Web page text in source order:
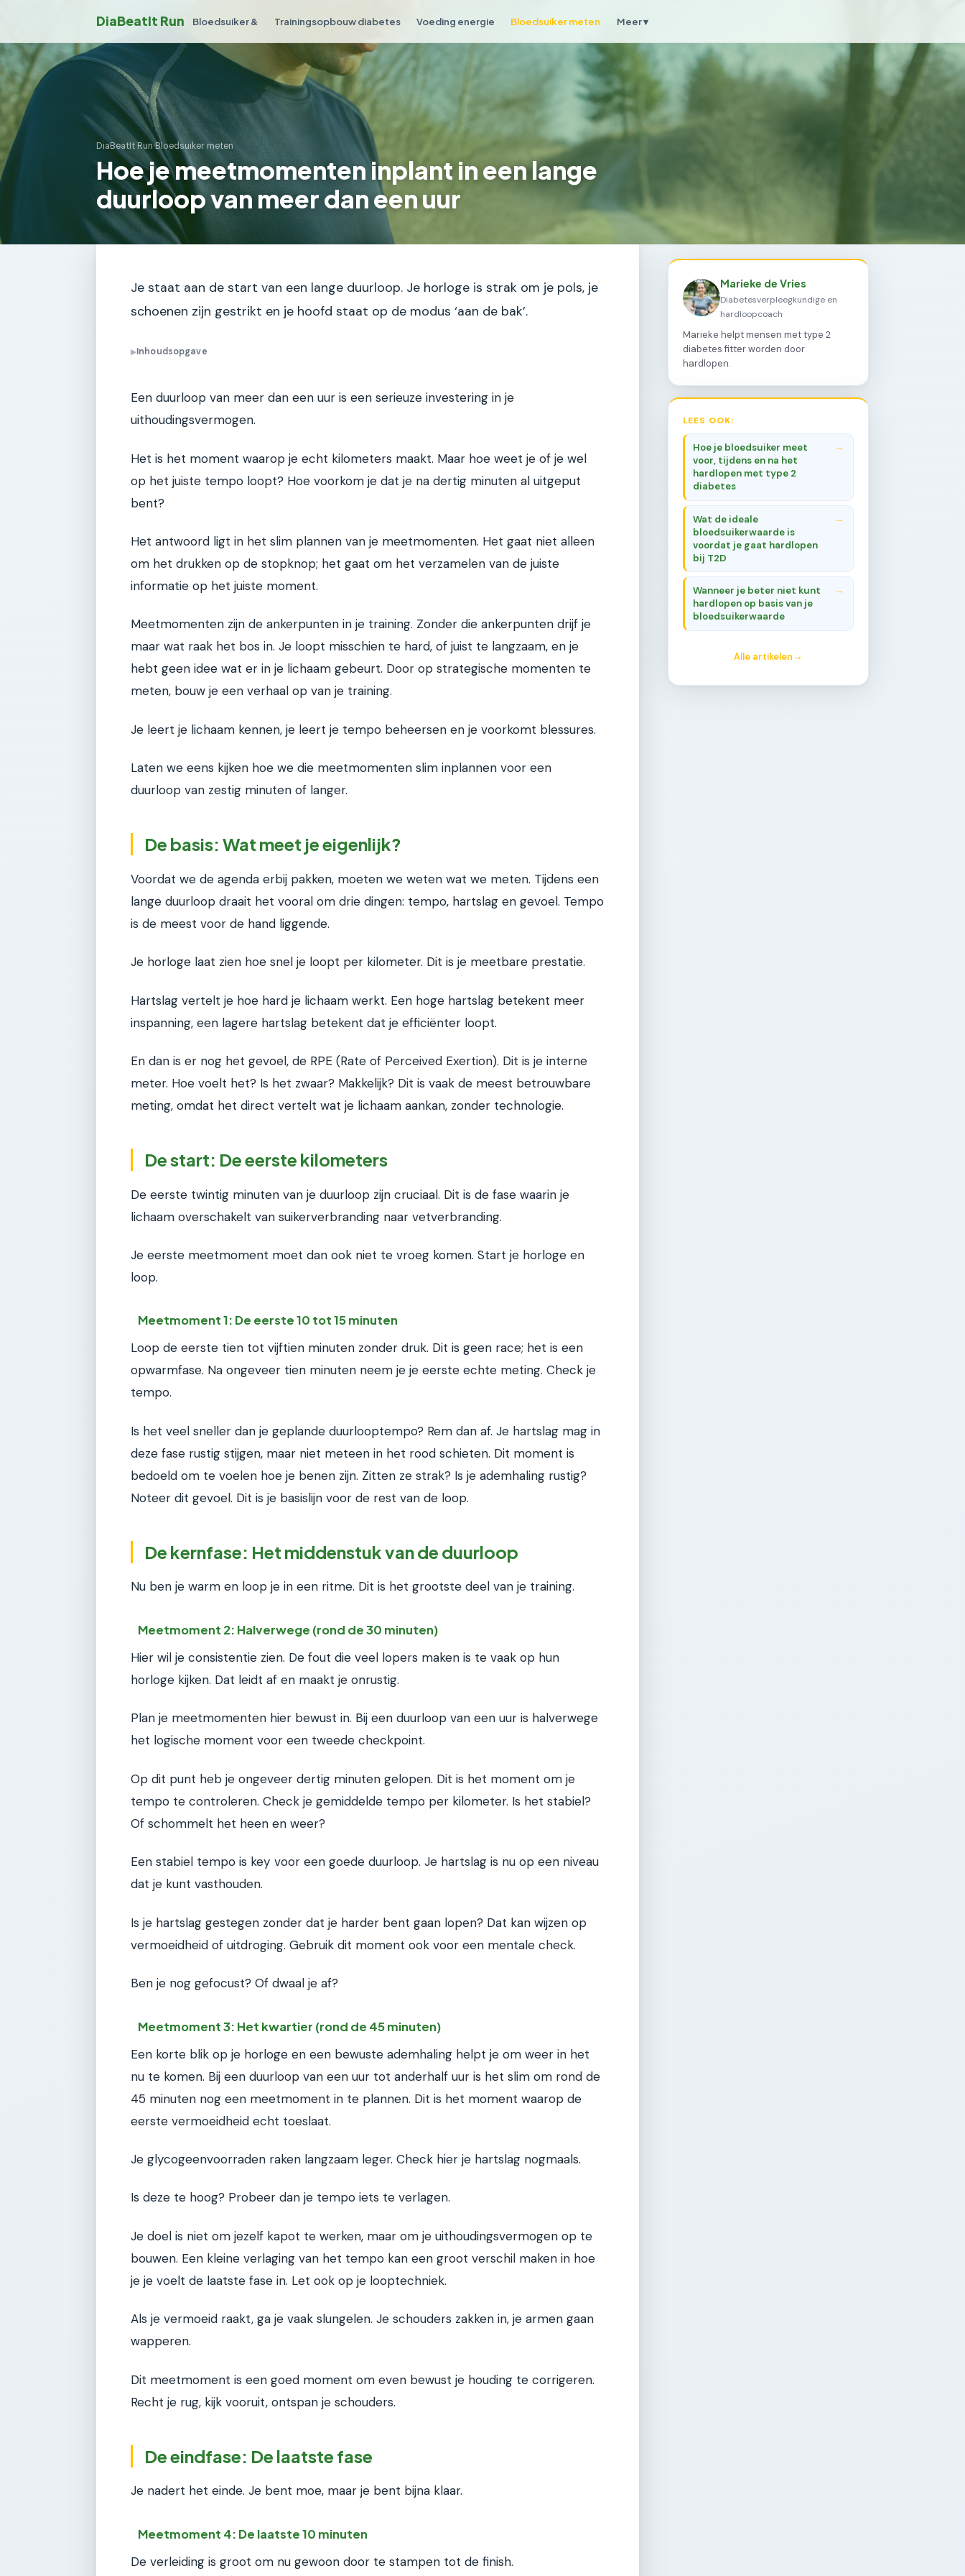
DiaBeatIt Run Bloedsuiker & Trainingsopbouw diabetes Voeding energie Bloedsuiker meten Meer ▾
DiaBeatIt Run›Bloedsuiker meten
Hoe je meetmomenten inplant in een lange
duurloop van meer dan een uur
Je staat aan de start van een lange duurloop. Je horloge is strak om je pols, je
schoenen zijn gestrikt en je hoofd staat op de modus ‘aan de bak’.
▶Inhoudsopgave
Een duurloop van meer dan een uur is een serieuze investering in je
uithoudingsvermogen.
Het is het moment waarop je echt kilometers maakt. Maar hoe weet je of je wel
op het juiste tempo loopt? Hoe voorkom je dat je na dertig minuten al uitgeput
bent?
Het antwoord ligt in het slim plannen van je meetmomenten. Het gaat niet alleen
om het drukken op de stopknop; het gaat om het verzamelen van de juiste
informatie op het juiste moment.
Meetmomenten zijn de ankerpunten in je training. Zonder die ankerpunten drijf je
maar wat raak het bos in. Je loopt misschien te hard, of juist te langzaam, en je
hebt geen idee wat er in je lichaam gebeurt. Door op strategische momenten te
meten, bouw je een verhaal op van je training.
Je leert je lichaam kennen, je leert je tempo beheersen en je voorkomt blessures.
Laten we eens kijken hoe we die meetmomenten slim inplannen voor een
duurloop van zestig minuten of langer.
De basis: Wat meet je eigenlijk?
Voordat we de agenda erbij pakken, moeten we weten wat we meten. Tijdens een
lange duurloop draait het vooral om drie dingen: tempo, hartslag en gevoel. Tempo
is de meest voor de hand liggende.
Je horloge laat zien hoe snel je loopt per kilometer. Dit is je meetbare prestatie.
Hartslag vertelt je hoe hard je lichaam werkt. Een hoge hartslag betekent meer
inspanning, een lagere hartslag betekent dat je efficiënter loopt.
En dan is er nog het gevoel, de RPE (Rate of Perceived Exertion). Dit is je interne
meter. Hoe voelt het? Is het zwaar? Makkelijk? Dit is vaak de meest betrouwbare
meting, omdat het direct vertelt wat je lichaam aankan, zonder technologie.
De start: De eerste kilometers
De eerste twintig minuten van je duurloop zijn cruciaal. Dit is de fase waarin je
lichaam overschakelt van suikerverbranding naar vetverbranding.
Je eerste meetmoment moet dan ook niet te vroeg komen. Start je horloge en
loop.
Meetmoment 1: De eerste 10 tot 15 minuten
Loop de eerste tien tot vijftien minuten zonder druk. Dit is geen race; het is een
opwarmfase. Na ongeveer tien minuten neem je je eerste echte meting. Check je
tempo.
Is het veel sneller dan je geplande duurlooptempo? Rem dan af. Je hartslag mag in
deze fase rustig stijgen, maar niet meteen in het rood schieten. Dit moment is
bedoeld om te voelen hoe je benen zijn. Zitten ze strak? Is je ademhaling rustig?
Noteer dit gevoel. Dit is je basislijn voor de rest van de loop.
De kernfase: Het middenstuk van de duurloop
Nu ben je warm en loop je in een ritme. Dit is het grootste deel van je training.
Meetmoment 2: Halverwege (rond de 30 minuten)
Hier wil je consistentie zien. De fout die veel lopers maken is te vaak op hun
horloge kijken. Dat leidt af en maakt je onrustig.
Plan je meetmomenten hier bewust in. Bij een duurloop van een uur is halverwege
het logische moment voor een tweede checkpoint.
Op dit punt heb je ongeveer dertig minuten gelopen. Dit is het moment om je
tempo te controleren. Check je gemiddelde tempo per kilometer. Is het stabiel?
Of schommelt het heen en weer?
Een stabiel tempo is key voor een goede duurloop. Je hartslag is nu op een niveau
dat je kunt vasthouden.
Is je hartslag gestegen zonder dat je harder bent gaan lopen? Dat kan wijzen op
vermoeidheid of uitdroging. Gebruik dit moment ook voor een mentale check.
Ben je nog gefocust? Of dwaal je af?
Meetmoment 3: Het kwartier (rond de 45 minuten)
Een korte blik op je horloge en een bewuste ademhaling helpt je om weer in het
nu te komen. Bij een duurloop van een uur tot anderhalf uur is het slim om rond de
45 minuten nog een meetmoment in te plannen. Dit is het moment waarop de
eerste vermoeidheid echt toeslaat.
Je glycogeenvoorraden raken langzaam leger. Check hier je hartslag nogmaals.
Is deze te hoog? Probeer dan je tempo iets te verlagen.
Je doel is niet om jezelf kapot te werken, maar om je uithoudingsvermogen op te
bouwen. Een kleine verlaging van het tempo kan een groot verschil maken in hoe
je je voelt de laatste fase in. Let ook op je looptechniek.
Als je vermoeid raakt, ga je vaak slungelen. Je schouders zakken in, je armen gaan
wapperen.
Dit meetmoment is een goed moment om even bewust je houding te corrigeren.
Recht je rug, kijk vooruit, ontspan je schouders.
De eindfase: De laatste fase
Je nadert het einde. Je bent moe, maar je bent bijna klaar.
Meetmoment 4: De laatste 10 minuten
De verleiding is groot om nu gewoon door te stampen tot de finish.
Marieke de Vries
Diabetesverpleegkundige en
hardloopcoach
Marieke helpt mensen met type 2
diabetes fitter worden door
hardlopen.
LEES OOK:
Hoe je bloedsuiker meet
voor, tijdens en na het
hardlopen met type 2
diabetes
Wat de ideale
bloedsuikerwaarde is
voordat je gaat hardlopen
bij T2D
Wanneer je beter niet kunt
hardlopen op basis van je
bloedsuikerwaarde
Alle artikelen